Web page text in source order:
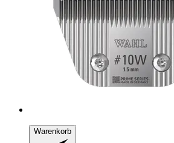
Warenkorb